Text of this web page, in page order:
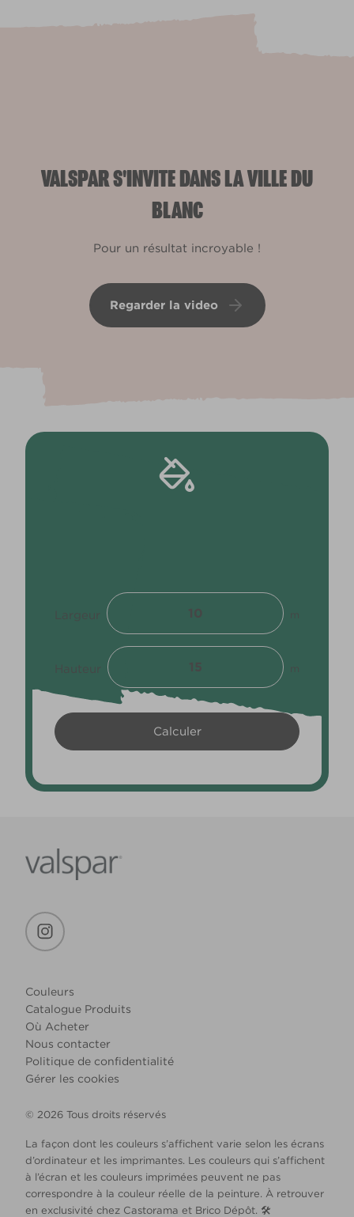
VALSPAR S'INVITE DANS LA VILLE DU
BLANC
Pour un résultat incroyable !
Regarder la video
Couleurs
Catalogue Produits
Où Acheter
Nous contacter
Politique de confidentialité
Gérer les cookies
© 2026 Tous droits réservés
La façon dont les couleurs s’affichent varie selon les écrans
d’ordinateur et les imprimantes. Les couleurs qui s’affichent
à l’écran et les couleurs imprimées peuvent ne pas
correspondre à la couleur réelle de la peinture. À retrouver
en exclusivité chez Castorama et Brico Dépôt. 🛠